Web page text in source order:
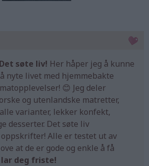
søte liv! Her håper jeg å kunne
nyte livet med hjemmebakte
😊 Jeg deler
og utenlandske matretter,
varianter, lekker konfekt,
desserter. Det søte liv
oppskrifter! Alle er testet ut av
at de er gode og enkle å få
lar deg friste!